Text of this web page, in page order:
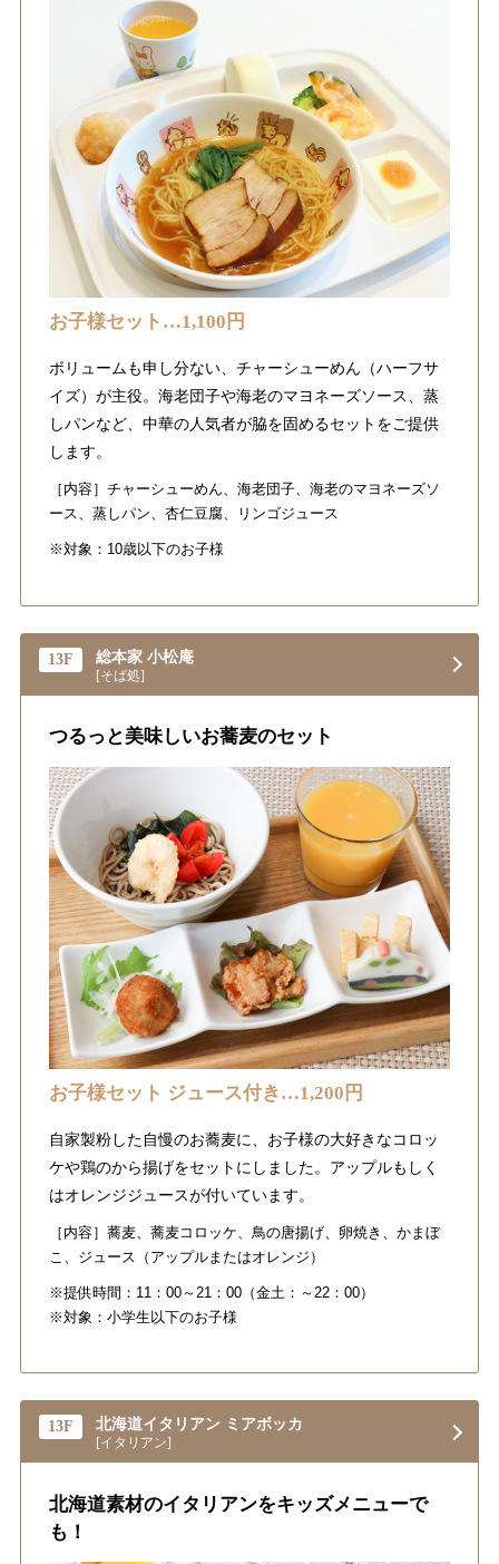
お子様セット…1,100円
ボリュームも申し分ない、チャーシューめん（ハーフサ
イズ）が主役。海老団子や海老のマヨネーズソース、蒸
しパンなど、中華の人気者が脇を固めるセットをご提供
します。
［内容］チャーシューめん、海老団子、海老のマヨネーズソ
ース、蒸しパン、杏仁豆腐、リンゴジュース
※対象：10歳以下のお子様
13F 総本家 小松庵
[そば処]
つるっと美味しいお蕎麦のセット
お子様セット ジュース付き…1,200円
自家製粉した自慢のお蕎麦に、お子様の大好きなコロッ
ケや鶏のから揚げをセットにしました。アップルもしく
はオレンジジュースが付いています。
［内容］蕎麦、蕎麦コロッケ、鳥の唐揚げ、卵焼き、かまぼ
こ、ジュース（アップルまたはオレンジ）
※提供時間：11：00～21：00（金土：～22：00）
※対象：小学生以下のお子様
13F 北海道イタリアン ミアボッカ
[イタリアン]
北海道素材のイタリアンをキッズメニューで
も！